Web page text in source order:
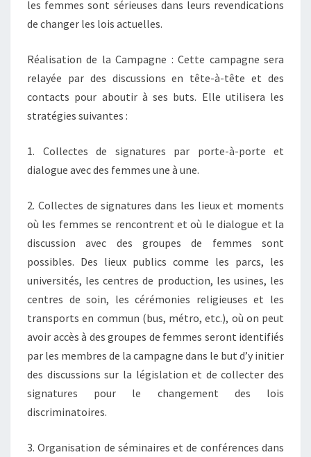
les femmes sont sérieuses dans leurs revendications
de changer les lois actuelles.
Réalisation de la Campagne : Cette campagne sera
relayée par des discussions en tête-à-tête et des
contacts pour aboutir à ses buts. Elle utilisera les
stratégies suivantes :
1. Collectes de signatures par porte-à-porte et
dialogue avec des femmes une à une.
2. Collectes de signatures dans les lieux et moments
où les femmes se rencontrent et où le dialogue et la
discussion avec des groupes de femmes sont
possibles. Des lieux publics comme les parcs, les
universités, les centres de production, les usines, les
centres de soin, les cérémonies religieuses et les
transports en commun (bus, métro, etc.), où on peut
avoir accès à des groupes de femmes seront identifiés
par les membres de la campagne dans le but d’y initier
des discussions sur la législation et de collecter des
signatures pour le changement des lois
discriminatoires.
3. Organisation de séminaires et de conférences dans